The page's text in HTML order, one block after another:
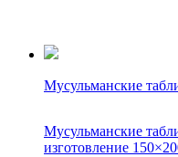
Мусульманские
Мусульманские
изготовление